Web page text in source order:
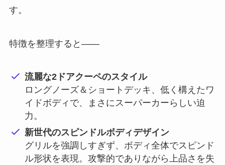
す。
特徴を整理すると――
流麗な2ドアクーペのスタイル
ロングノーズ＆ショートデッキ、低く構えたワ
イドボディで、まさにスーパーカーらしい迫
力。
新世代のスピンドルボディデザイン
グリルを強調しすぎず、ボディ全体でスピンド
ル形状を表現。攻撃的でありながら上品さを失